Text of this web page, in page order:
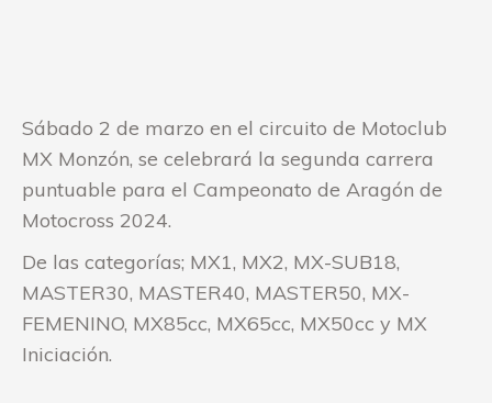
Sábado 2 de marzo en el circuito de Motoclub
MX Monzón, se celebrará la segunda carrera
puntuable para el Campeonato de Aragón de
Motocross 2024.
De las categorías; MX1, MX2, MX-SUB18,
MASTER30, MASTER40, MASTER50, MX-
FEMENINO, MX85cc, MX65cc, MX50cc y MX
Iniciación.